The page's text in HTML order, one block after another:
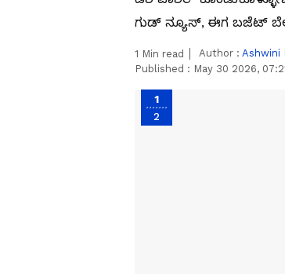
ಗುಡ್ ನ್ಯೂಸ್, ಈಗ ಬಜೆಟ್
1 Min read Author : Ashwini
Published : May 30 2026,
1
2